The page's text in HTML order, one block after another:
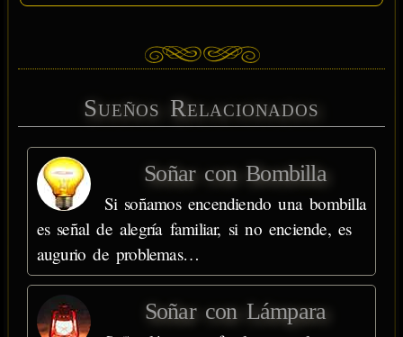
Sueños Relacionados
Soñar con Bombilla
Si soñamos encendiendo una bombilla
es señal de alegría familiar, si no enciende, es
augurio de problemas…
Soñar con Lámpara